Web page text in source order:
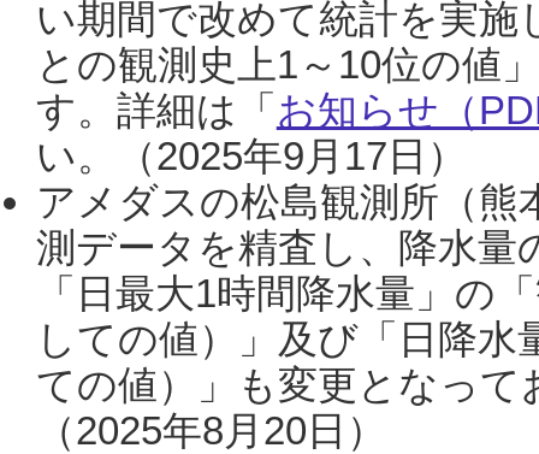
い期間で改めて統計を実
との観測史上1～10位の値
す。詳細は「 お知らせ（
い。（2025年9月17日）
アメダスの松島観測所（熊
測データを精査し、降水
「日最大1時間降水量」の
しての値）」及び「日降
ての値）」も変更となっ
（2025年8月20日）